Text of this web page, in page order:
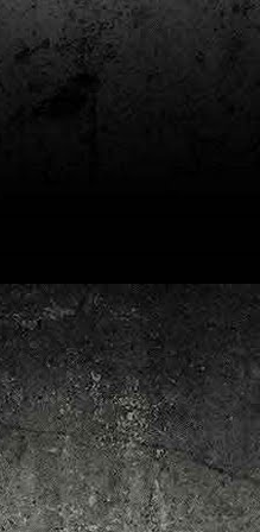
el 1948, Joan Junceda és
il·lustradors i caricaturistes
cap tipus de formació, ben
Cut!, participant activament en
presentar les lectures del
de còmics de la Biblioteca
variat: un personatge
(i llegida) i una novetat molt